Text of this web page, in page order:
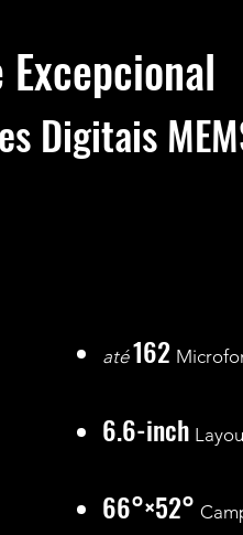
Digitais
até 162
6.6-inch
66°×52°